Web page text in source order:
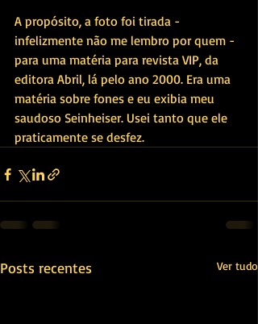
A propósito, a foto foi tirada -
infelizmente não me lembro por quem -
para uma matéria para revista VIP, da
editora Abril, lá pelo ano 2000. Era uma
matéria sobre fones e eu exibia meu
saudoso Seinheiser. Usei tanto que ele
praticamente se desfez.
Posts recentes Ver tudo